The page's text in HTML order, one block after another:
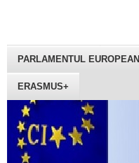
PARLAMENTUL EUROPEAN
ERASMUS+